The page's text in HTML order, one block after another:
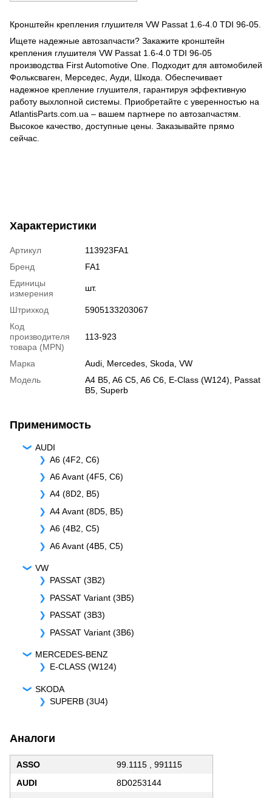
Кронштейн крепления глушителя VW Passat 1.6-4.0 TDI 96-05.
Ищете надежные автозапчасти? Закажите кронштейн
крепления глушителя VW Passat 1.6-4.0 TDI 96-05
производства First Automotive One. Подходит для автомобилей
Фольксваген, Мерседес, Ауди, Шкода. Обеспечивает
надежное крепление глушителя, гарантируя эффективную
работу выхлопной системы. Приобретайте с уверенностью на
AtlantisParts.com.ua – вашем партнере по автозапчастям.
Высокое качество, доступные цены. Заказывайте прямо
сейчас.
Характеристики
Артикул
113923FA1
Бренд
FA1
Единицы
измерения
шт.
Штрихкод
5905133203067
Код
производителя
товара (MPN)
113-923
Марка Audi Mercedes Skoda VW
Модель
A4 B5 A6 C5 A6 C6 E-Class (W124)
Passat
B5 Superb
Применимость
AUDI
A6 (4F2, C6)
A6 Avant (4F5, C6)
A4 (8D2, B5)
A4 Avant (8D5, B5)
A6 (4B2, C5)
A6 Avant (4B5, C5)
VW
PASSAT (3B2)
PASSAT Variant (3B5)
PASSAT (3B3)
PASSAT Variant (3B6)
MERCEDES-BENZ
E-CLASS (W124)
SKODA
SUPERB (3U4)
Аналоги
ASSO
99.1115 , 991115
AUDI
8D0253144